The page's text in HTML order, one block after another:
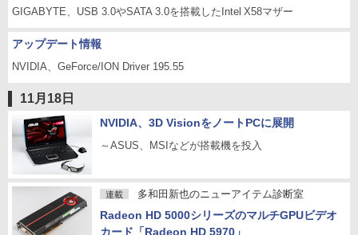
GIGABYTE、USB 3.0やSATA 3.0を搭載したIntel X58マザー
アップデート情報
NVIDIA、GeForce/ION Driver 195.55
11月18日
NVIDIA、3D VisionをノートPCに展開
～ASUS、MSIなどが搭載機を投入
連載 多和田新也のニューアイテム診断室
Radeon HD 5000シリーズのマルチGPUビデオ
カード「Radeon HD 5970」